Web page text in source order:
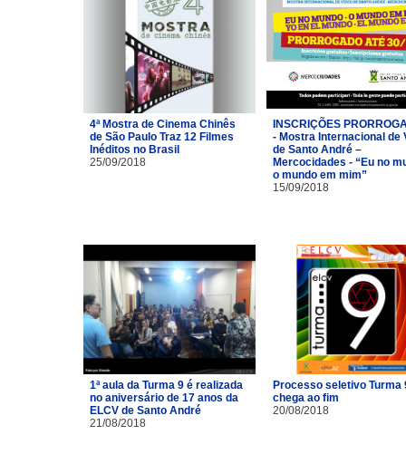
4ª Mostra de Cinema Chinês
de São Paulo Traz 12 Filmes
Inéditos no Brasil
25/09/2018
INSCRIÇÕES
- Mostra Internacional de
de Santo André –
Mercocidades - “Eu no
o mundo em mim”
15/09/2018
1ª aula da Turma 9 é realizada
no aniversário de 17 anos da
ELCV de Santo André
21/08/2018
Processo seletivo Turma
chega ao fim
20/08/2018